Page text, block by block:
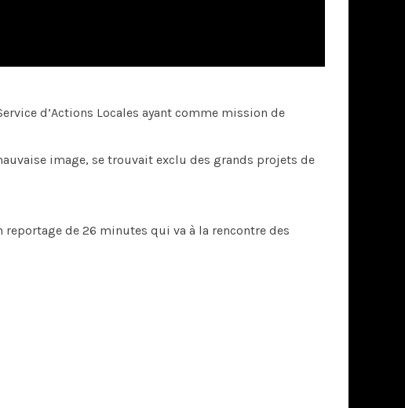
d’Actions Locales ayant comme mission de
image, se trouvait exclu des grands projets de
reportage de 26 minutes qui va à la rencontre des